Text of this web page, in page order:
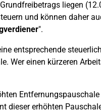
liegen
und können daher
".
entsprechende
Wer einen kürzeren
dieser erhöhten